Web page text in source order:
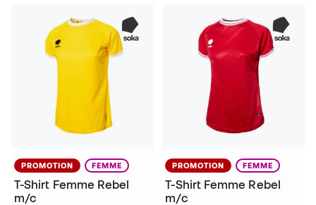
PROMOTION FEMME
T-Shirt Femme Rebel
m/c
PROMOTION FEMME
T-Shirt Femme Rebel
m/c